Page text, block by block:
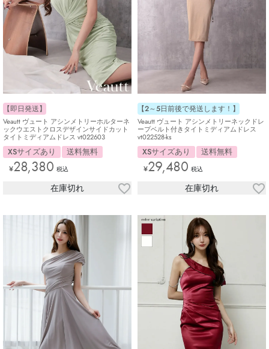
【即日発送】
Veautt ヴュート アシンメトリーホルターネ
ックウエストクロスデザインサイドカット
タイトミディアムドレス vt022603
XSサイズあり 送料無料
¥28,380 税込
在庫切れ
【2～5日前後で発送します！】
Veautt ヴュート アシンメトリーネックドレ
ープベルト付きタイトミディアムドレス
vt022528-ks
XSサイズあり 送料無料
¥29,480 税込
在庫切れ